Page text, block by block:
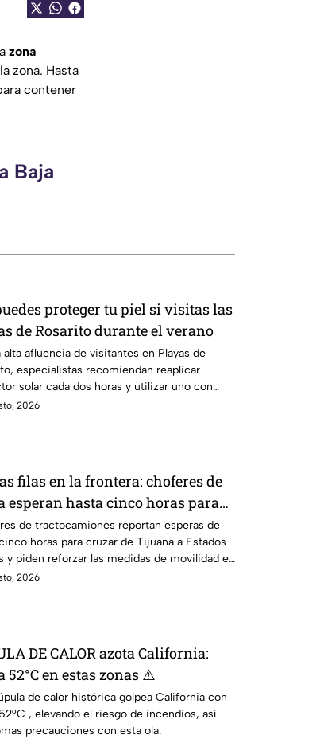
zona
zona. Hasta
contener
Baja
proteger tu piel si visitas las
de Rosarito durante el verano
alta afluencia de visitantes en Playas de
especialistas recomiendan reaplicar
solar cada dos horas y utilizar uno con
o superior.
2026
filas en la frontera: choferes de
esperan hasta cinco horas para
a EE. UU.
de tractocamiones reportan esperas de
horas para cruzar de Tijuana a Estados
y piden reforzar las medidas de movilidad en
2026
DE CALOR azota California:
52°C en estas zonas ⚠️
de calor histórica golpea California con
, elevando el riesgo de incendios, así
precauciones con esta ola.